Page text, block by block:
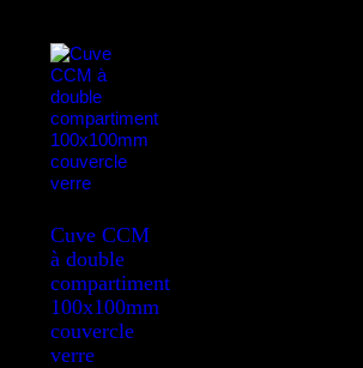
Cuve CCM
à double
compartiment
100x100mm
couvercle
verre